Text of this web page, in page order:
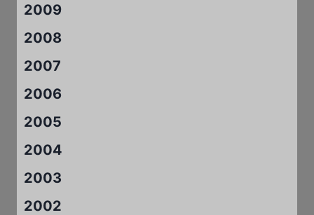
2009
2008
2007
2006
2005
2004
2003
2002